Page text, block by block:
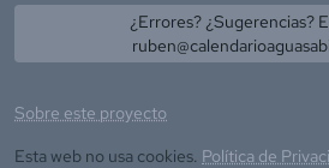
¿Errores? ¿Sugerencias?
Sobre este proyecto
Esta web no usa cookies. Política de